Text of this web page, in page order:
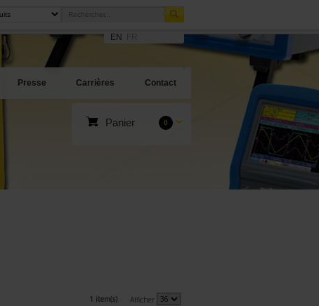
EN
Presse Carrières Contact
Panier 0
1 item(s) Afficher